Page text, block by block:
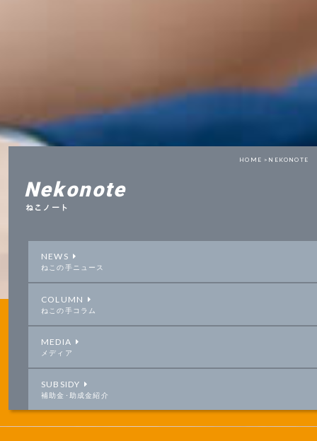
HOME > NEKONOTE
Nekonote
ねこノート
NEWS
ねこの手ニュース
COLUMN
ねこの手コラム
MEDIA
メディア
SUBSIDY
補助金･助成金紹介